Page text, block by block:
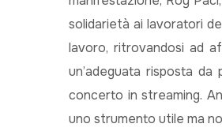
solidarietà ai lavoratori
lavoro, ritrovandosi ad
un’adeguata risposta
concerto in streaming.
uno strumento utile ma